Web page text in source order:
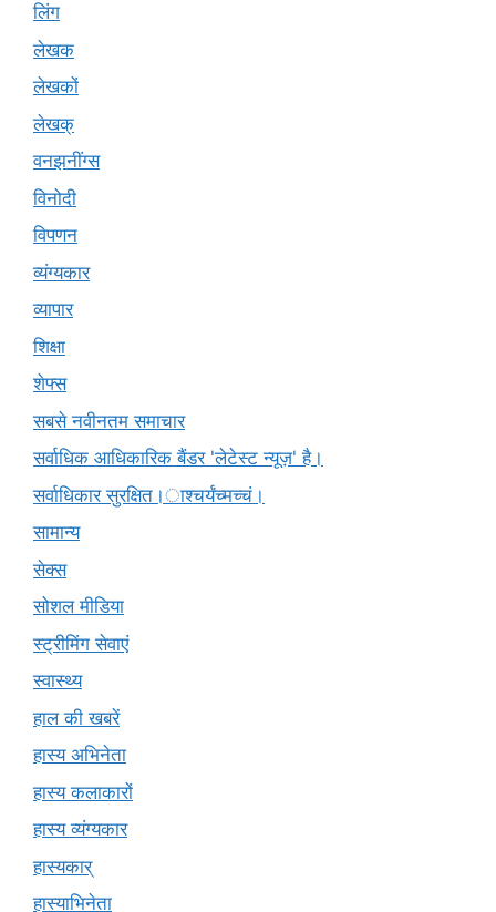
लिंग
लेखक
लेखकों
लेखक्
वनझनींग्स
विनोदी
विपणन
व्यंग्यकार
व्यापार
शिक्षा
शेफ्स
सबसे नवीनतम समाचार
सर्वाधिक आधिकारिक बैंडर 'लेटेस्ट न्यूज़' है।
सर्वाधिकार सुरक्षित।ाश्चर्यंच्मच्चं।
सामान्य
सेक्स
सोशल मीडिया
स्ट्रीमिंग सेवाएं
स्वास्थ्य
हाल की खबरें
हास्य अभिनेता
हास्य कलाकारों
हास्य व्यंग्यकार
हास्यकार्
हास्याभिनेता